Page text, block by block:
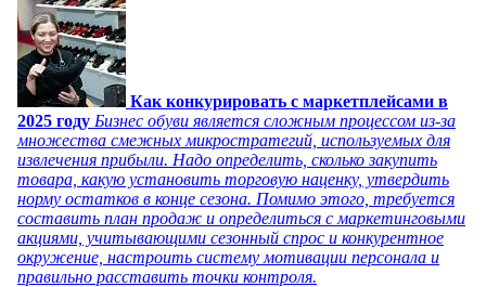
Как конкурировать с маркетплейсами в
2025 году Бизнес обуви является сложным процессом из-за
множества смежных микростратегий, используемых для
извлечения прибыли. Надо определить, сколько закупить
товара, какую установить торговую наценку, утвердить
норму остатков в конце сезона. Помимо этого, требуется
составить план продаж и определиться с маркетинговыми
акциями, учитывающими сезонный спрос и конкурентное
окружение, настроить систему мотивации персонала и
правильно расставить точки контроля.